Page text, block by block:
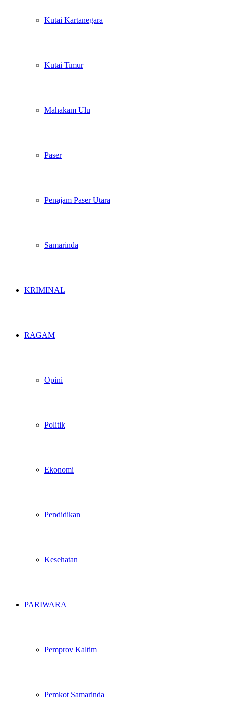
Kutai Kartanegara
Kutai Timur
Mahakam Ulu
Paser
Penajam Paser Utara
Samarinda
KRIMINAL
RAGAM
Opini
Politik
Ekonomi
Pendidikan
Kesehatan
PARIWARA
Pemprov Kaltim
Pemkot Samarinda